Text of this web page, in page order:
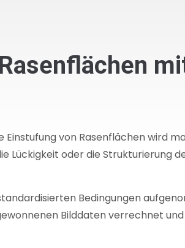
von Rasenflächen wird
Lückigkeit oder die Strukturierung
Bedingungen
Bilddaten verrechnet